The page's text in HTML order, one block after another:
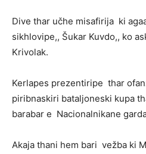
Dive thar učhe misafirija ki
sikhlovipe,, Šukar Kuvdo,, ko
Krivolak.
Kerlapes prezentiripe thar
piribnaskiri bataljoneski kupa
barabar e Nacionalnikane
Akaja thani hem bari vežba ki